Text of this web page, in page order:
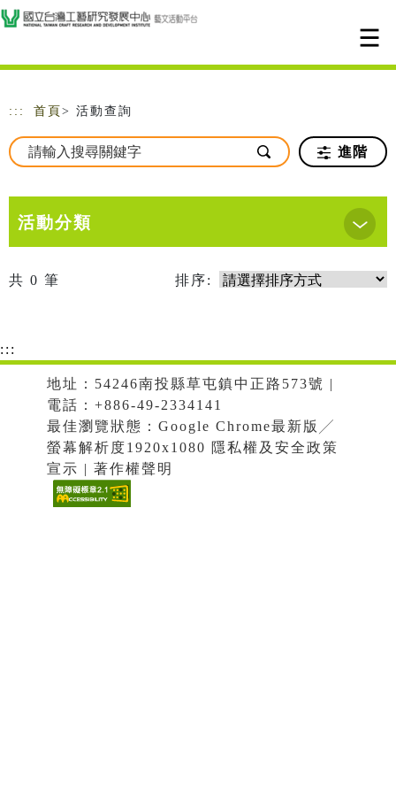
跳到主要內容
網站導覽
::: 首頁 > 活動查詢
進階
活動分類
共 0 筆 排序:
:::
地址：54246南投縣草屯鎮中正路573號 |
電話：+886-49-2334141
最佳瀏覽狀態：Google Chrome最新版╱
螢幕解析度1920x1080 隱私權及安全政策
宣示 | 著作權聲明